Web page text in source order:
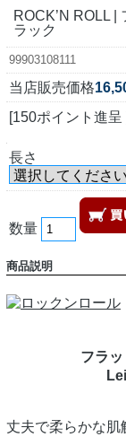
ROCK’N ROLL
ラック
99903108111
当店販売価格
[150ポイント進呈
長さ
数量
商品説明
フラ
丈夫で柔らかな肌